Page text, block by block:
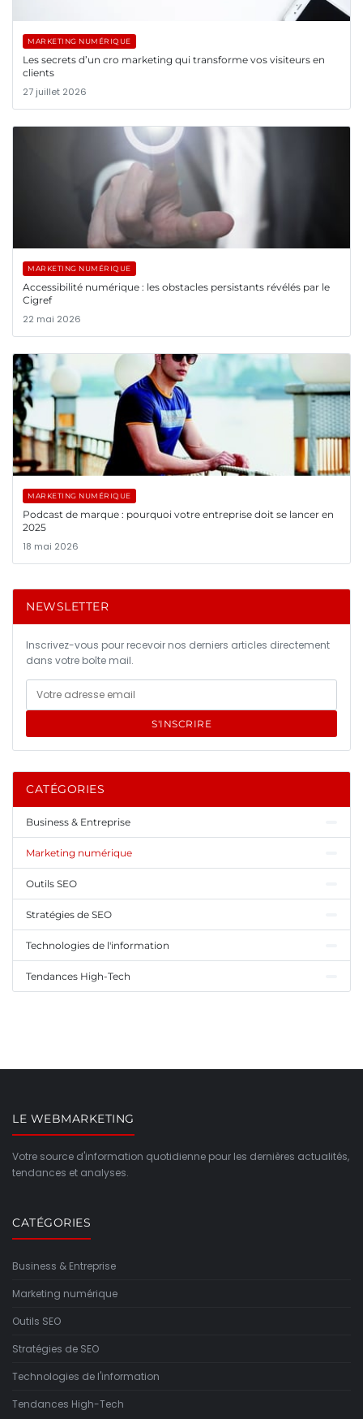
MARKETING NUMÉRIQUE
Les secrets d’un cro marketing qui transforme vos visiteurs en
clients
27 juillet 2026
MARKETING NUMÉRIQUE
Accessibilité numérique : les obstacles persistants révélés par le
Cigref
22 mai 2026
MARKETING NUMÉRIQUE
Podcast de marque : pourquoi votre entreprise doit se lancer en
2025
18 mai 2026
NEWSLETTER
Inscrivez-vous pour recevoir nos derniers articles directement
dans votre boîte mail.
S'INSCRIRE
CATÉGORIES
Business & Entreprise
Marketing numérique
Outils SEO
Stratégies de SEO
Technologies de l'information
Tendances High-Tech
LE WEBMARKETING
Votre source d'information quotidienne pour les dernières actualités,
tendances et analyses.
CATÉGORIES
Business & Entreprise
Marketing numérique
Outils SEO
Stratégies de SEO
Technologies de l'information
Tendances High-Tech